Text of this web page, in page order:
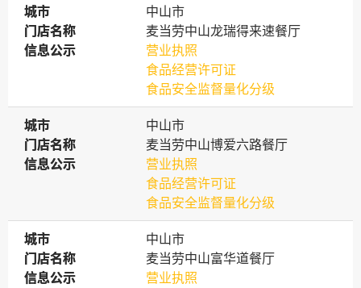
城市
城市
中山市
门店名称
门店名称
麦当劳中山龙瑞得来速餐厅
信息公示
信息公示
营业执照
食品经营许可证
食品安全监督量化分级
城市
城市
中山市
门店名称
门店名称
麦当劳中山博爱六路餐厅
信息公示
信息公示
营业执照
食品经营许可证
食品安全监督量化分级
城市
城市
中山市
门店名称
门店名称
麦当劳中山富华道餐厅
信息公示
信息公示
营业执照